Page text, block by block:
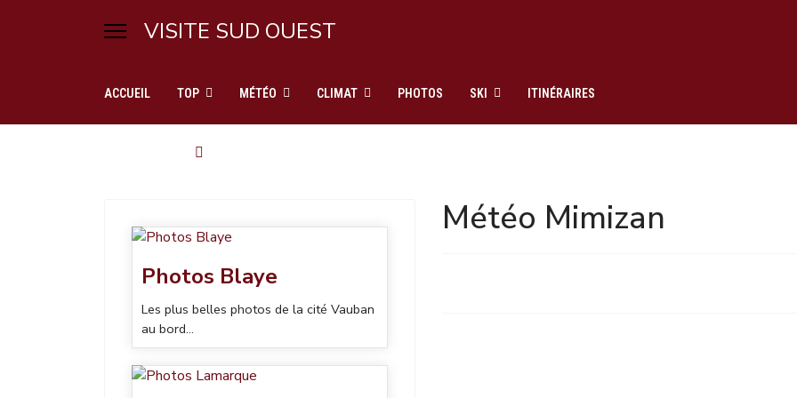
VISITE SUD OUEST
ACCUEIL TOP MÉTÉO CLIMAT PHOTOS SKI ITINÉRAIRES
Photos Blaye
Les plus belles photos de la cité Vauban
au bord...
Météo Mimizan